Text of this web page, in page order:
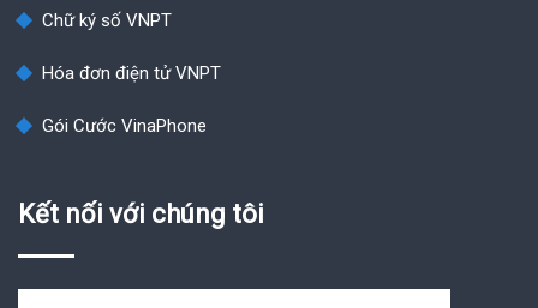
Chữ ký số VNPT
Hóa đơn điện tử VNPT
Gói Cước VinaPhone
Kết nối với chúng tôi